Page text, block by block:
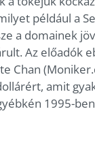
például a
a domainek
Az előadók
Chan
amit
1995-